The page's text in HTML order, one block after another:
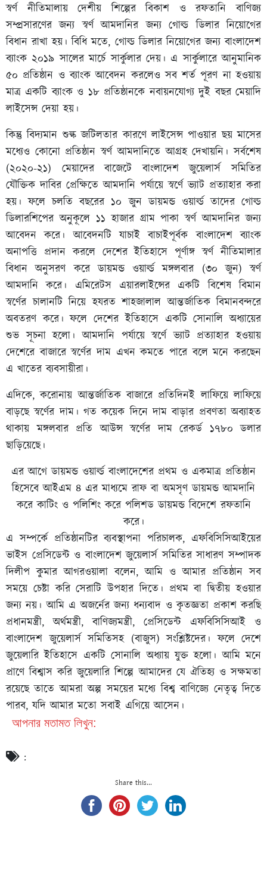
স্বর্ণ নীতিমালায় দেশীয় শিল্পের বিকাশ ও রফতানি বাণিজ্য
সম্প্রসারণের জন্য স্বর্ণ আমদানির জন্য গোল্ড ডিলার নিয়োগের
বিধান রাখা হয়। বিধি মতে, গোল্ড ডিলার নিয়োগের জন্য বাংলাদেশ
ব্যাংক ২০১৯ সালের মার্চে সার্কুলার দেয়। এ সার্কুলারে আনুমানিক
৫০ প্রতিষ্ঠান ও ব্যাংক আবেদন করলেও সব শর্ত পূরণ না হওয়ায়
মাত্র একটি ব্যাংক ও ১৮ প্রতিষ্ঠানকে নবায়নযোগ্য দুই বছর মেয়াদি
লাইসেন্স দেয়া হয়।
কিন্তু বিদ্যমান শুল্ক জটিলতার কারণে লাইসেন্স পাওয়ার ছয় মাসের
মধ্যেও কোনো প্রতিষ্ঠান স্বর্ণ আমদানিতে আগ্রহ দেখায়নি। সর্বশেষ
(২০২০-২১) মেয়াদের বাজেটে বাংলাদেশ জুয়েলার্স সমিতির
যৌক্তিক দাবির প্রেক্ষিতে আমদানি পর্যায়ে স্বর্ণে ভ্যাট প্রত্যাহার করা
হয়। ফলে চলতি বছরের ১০ জুন ডায়মন্ড ওয়ার্ল্ড তাদের গোল্ড
ডিলারশিপের অনুকূলে ১১ হাজার গ্রাম পাকা স্বর্ণ আমদানির জন্য
আবেদন করে। আবেদনটি যাচাই বাচাইপূর্বক বাংলাদেশ ব্যাংক
অনাপত্তি প্রদান করলে দেশের ইতিহাসে পূর্ণাঙ্গ স্বর্ণ নীতিমালার
বিধান অনুসরণ করে ডায়মন্ড ওয়ার্ল্ড মঙ্গলবার (৩০ জুন) স্বর্ণ
আমদানি করে। এমিরেটস এয়ারলাইন্সের একটি বিশেষ বিমান
স্বর্ণের চালানটি নিয়ে হযরত শাহজালাল আন্তর্জাতিক বিমানবন্দরে
অবতরণ করে। ফলে দেশের ইতিহাসে একটি সোনালি অধ্যায়ের
শুভ সূচনা হলো। আমদানি পর্যায়ে স্বর্ণে ভ্যাট প্রত্যাহার হওয়ায়
দেশেরে বাজারেস্বর্ণের দাম এখন কমতে পারে বলে মনে করছেন
এ খাতের ব্যবসায়ীরা।
এদিকে, করোনায় আন্তর্জাতিক বাজারে প্রতিদিনই লাফিয়ে লাফিয়ে
বাড়ছে স্বর্ণের দাম। গত কয়েক দিনে দাম বাড়ার প্রবণতা অব্যাহত
থাকায় মঙ্গলবার প্রতি আউন্সস্বর্ণের দাম রেকর্ড ১৭৮০ ডলার
ছাড়িয়েছে।
এর আগে ডায়মন্ড ওয়ার্ল্ড বাংলাদেশের প্রথম ও একমাত্র প্রতিষ্ঠান
হিসেবে আইএম ৪ এর মাধ্যমে রাফ বা অমসৃণ ডায়মন্ড আমদানি
করে কাটিং ও পলিশিং করে পলিশড ডায়মন্ড বিদেশে রফতানি
করে।
এ সম্পর্কে প্রতিষ্ঠানটির ব্যবস্থাপনা পরিচালক, এফবিসিসিআইয়ের
ভাইস প্রেসিডেন্ট ও বাংলাদেশ জুয়েলার্স সমিতির সাধারণ সম্পাদক
দিলীপ কুমার আগরওয়ালা বলেন, আমি ও আমার প্রতিষ্ঠান সব
সময়ে চেষ্টা করি সেরাটি উপহার দিতে। প্রথম বা দ্বিতীয় হওয়ার
জন্য নয়। আমি এ অজর্নের জন্য ধন্যবাদ ও কৃতজ্ঞতা প্রকাশ করছি
প্রধানমন্ত্রী, অর্থমন্ত্রী, বাণিজ্যমন্ত্রী, প্রেসিডেন্ট এফবিসিসিআই ও
বাংলাদেশ জুয়েলার্স সমিতিসহ (বাজুস) সংশ্লিষ্টদের। ফলে দেশে
জুয়েলারি ইতিহাসে একটি সোনালি অধ্যায় যুক্ত হলো। আমি মনে
প্রাণে বিশ্বাস করি জুয়েলারি শিল্পে আমাদের যে ঐতিহ্য ও সক্ষমতা
রয়েছে তাতে আমরা অল্প সময়ের মধ্যে বিশ্ব বাণিজ্যে নেতৃত্ব দিতে
পারব, যদি আমার মতো সবাই এগিয়ে আসেন।
আপনার মতামত লিখুন:
:
Share this...